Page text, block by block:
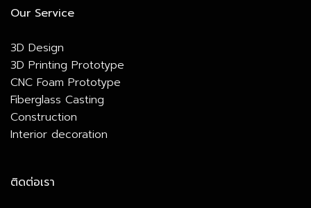
Our Service
3D Design
3D Printing Prototype
CNC Foam Prototype
Fiberglass Casting
Construction
Interior decoration
ติดต่อเรา